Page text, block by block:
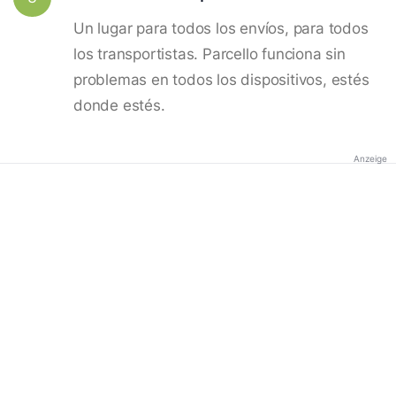
Un lugar para todos los envíos, para todos
los transportistas. Parcello funciona sin
problemas en todos los dispositivos, estés
donde estés.
Anzeige